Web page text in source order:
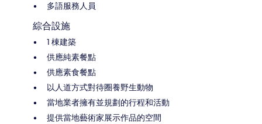
多語服務人員
綜合設施
1 棟建築
供應純素餐點
供應素食餐點
以人道方式對待圈養野生動物
當地業者擁有並規劃的行程和活動
提供當地藝術家展示作品的空間